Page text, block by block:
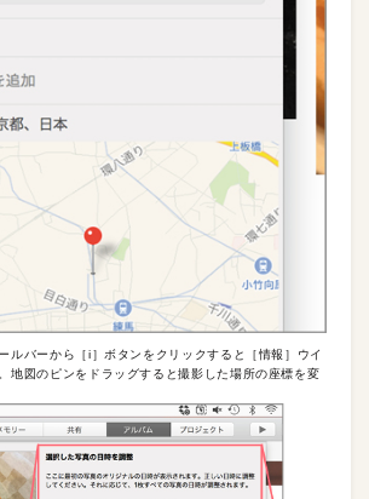
ルバーから［i］ボタンをクリックすると［情報］ウイ
地図のピンをドラッグすると撮影した場所の座標を変